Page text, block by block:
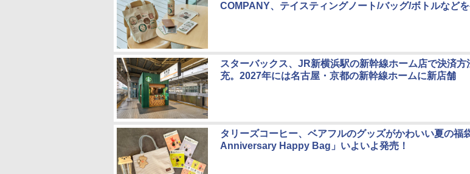
COMPANY、テイスティングノート/バッグ/ボトルなど
スターバックス、JR新横浜駅の新幹線ホーム店で決済方
充。2027年には名古屋・京都の新幹線ホームに新店舗
タリーズコーヒー、ベアフルのグッズがかわいい夏の福
Anniversary Happy Bag」いよいよ発売！